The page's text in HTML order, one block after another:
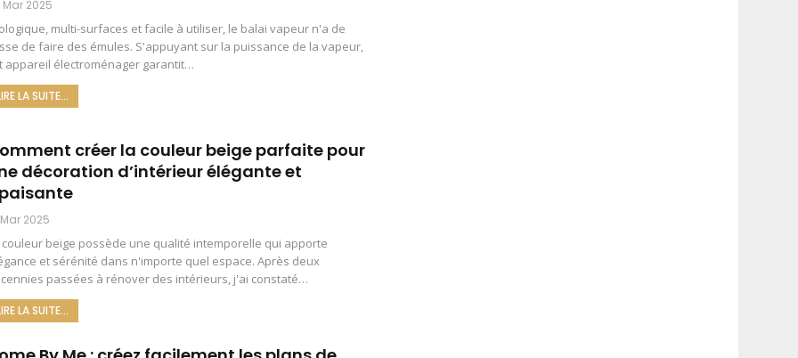
Mar 2025
multi-surfaces et facile à utiliser, le balai vapeur n'a de
de faire des émules. S'appuyant sur la puissance de la vapeur,
appareil électroménager garantit…
LA SUITE...
créer la couleur beige parfaite pour
décoration d’intérieur élégante et
2025
couleur beige possède une qualité intemporelle qui apporte
et sérénité dans n'importe quel espace. Après deux
passées à rénover des intérieurs, j'ai constaté…
LA SUITE...